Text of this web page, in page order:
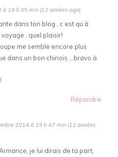
à 19 h 05 min (12 années ago)
dans ton blog , c est qu à
. quel plaisir!
me semble encore plus
dans un bon chinois …bravo à
Répondre
2014 à 19 h 47 min (12 années
je lui dirais de ta part,